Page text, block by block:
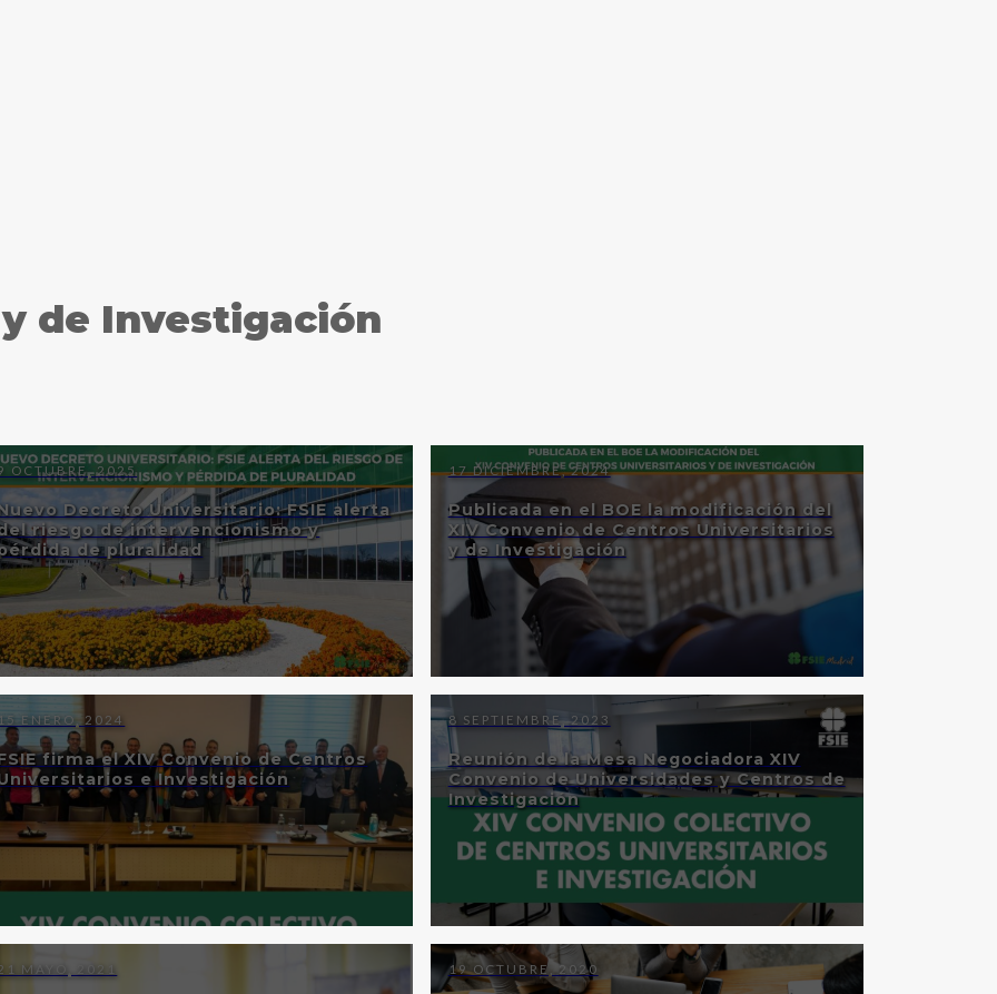
de Investigación
OCTUBRE, 2025
Decreto Universitario: FSIE alerta
riesgo de intervencionismo y
de pluralidad
17 DICIEMBRE, 2024
Publicada en el BOE la modificación del
XIV Convenio de Centros Universitarios
y de Investigación
15 ENERO, 2024
firma el XIV Convenio de Centros
e Investigación
8 SEPTIEMBRE, 2023
Reunión de la Mesa Negociadora XIV
Convenio de Universidades y Centros de
Investigación
MAYO, 2021 19 OCTUBRE, 2020